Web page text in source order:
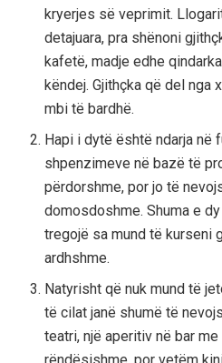
kryerjes së veprimit.
detajuara, pra shënoni
kafetë, madje edhe
këndej. Gjithçka që del nga
mbi të bardhë.
Hapi i dytë është ndarja në
shpenzimeve në bazë të
përdorshme, por jo të
domosdoshme. Shuma e
tregojë sa mund të kurseni
ardhshme.
Natyrisht që nuk mund të
të cilat janë shumë të
teatri, një aperitiv në bar